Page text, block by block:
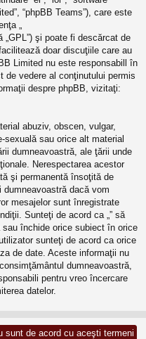
“phpBB Teams”), care este
„
„GPL”) şi poate fi descărcat de
doar discuţiile care au
Limited nu este responsabill în
de vedere al conţinutului permis
despre phpBB, vizitaţi:
abuziv, obscen, vulgar,
sexuală sau orice alt material
dumneavoastră, ale ţării unde
Nerespectarea acestor
şi permanentă însoţită de
dacă vom
mesajelor sunt înregistrate
Sunteţi de acord ca „” să
închide orice subiect în orice
sunteţi de acord ca orice
de date. Aceste informaţii nu
dumneavoastră,
pentru vreo încercare
datelor.